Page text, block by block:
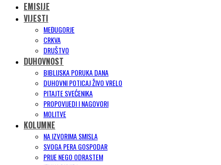
EMISIJE
VIJESTI
MEĐUGORJE
CRKVA
DRUŠTVO
DUHOVNOST
BIBLIJSKA PORUKA DANA
DUHOVNI POTICAJ ŽIVO VRELO
PITAJTE SVEĆENIKA
PROPOVIJEDI I NAGOVORI
MOLITVE
KOLUMNE
NA IZVORIMA SMISLA
SVOGA PERA GOSPODAR
PRIJE NEGO ODRASTEM